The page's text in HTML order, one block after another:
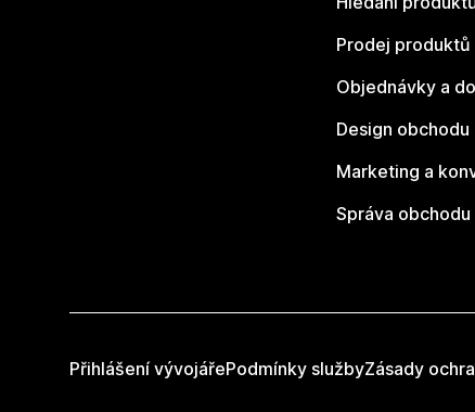
Prodej produktů
Objednávky a
Design obchodu
Marketing a
Správa obchodu
Přihlášení vývojářePodmínky službyZásady